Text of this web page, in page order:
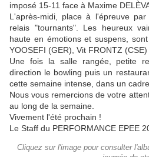
imposé 15-11 face à Maxime
L'après-midi, place à l'épreuve
relais "tournants". Les heureux
haute en émotions et suspens,
YOOSEFI (GER), Vit FRONTZ (CSE)
Une fois la salle rangée, petite
direction le bowling puis un
cette semaine intense, dans un
Nous vous remercions de votre
au long de la semaine.
Vivement l'été prochain !
Le Staff du PERFORMANCE EPEE
Cliquez sur l'image pour consulter